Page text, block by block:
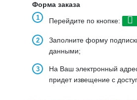
Форма заказа
Перейдите по кнопке:
Заполните форму
данными;
На Ваш электронный
придет извещение с